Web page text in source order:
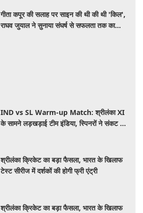
गीता कपूर की सलाह पर साइन की थी की थी 'किल',
राघव जुयाल ने सुनाया संघर्ष से सफलता तक का
IND vs SL Warm-up Match: श्रीलंका XI
के सामने लड़खड़ाई टीम इंडिया, स्पिनरों ने संकट में
श्रीलंका क्रिकेट का बड़ा फैसला, भारत के खिलाफ
टेस्ट सीरीज में दर्शकों की होगी फ्री एंट्री
श्रीलंका क्रिकेट का बड़ा फैसला, भारत के खिलाफ